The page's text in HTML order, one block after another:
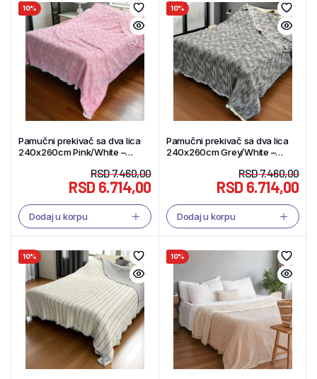
10%
Pamučni prekivač sa dva lica
240x260cm Pink/White –
RSD7.460,00
RSD6.714,00
Dodaj u korpu
10%
Pamučni prekivač sa dva lica
240x260cm Grey/White –
RSD7.460,00
RSD6.714,00
Dodaj u korpu
10% 10%